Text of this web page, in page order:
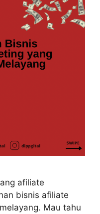
afiliate
bisnis afiliate
Mau tahu